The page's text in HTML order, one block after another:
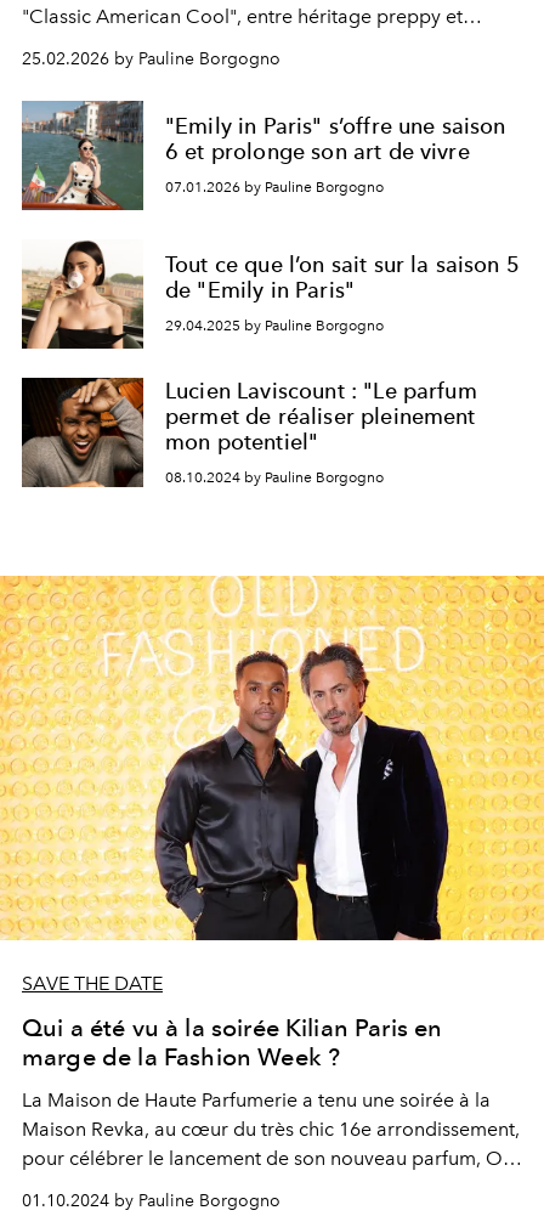
"Classic American Cool", entre héritage preppy et
énergie contemporaine.
25.02.2026 by Pauline Borgogno
"Emily in Paris" s’offre une saison
6 et prolonge son art de vivre
07.01.2026 by Pauline Borgogno
Tout ce que l’on sait sur la saison 5
de "Emily in Paris"
29.04.2025 by Pauline Borgogno
Lucien Laviscount : "Le parfum
permet de réaliser pleinement
mon potentiel"
08.10.2024 by Pauline Borgogno
SAVE THE DATE
Qui a été vu à la soirée Kilian Paris en
marge de la Fashion Week ?
La Maison de Haute Parfumerie a tenu une soirée à la
Maison Revka, au cœur du très chic 16e arrondissement,
pour célébrer le lancement de son nouveau parfum, Old
01.10.2024 by Pauline Borgogno